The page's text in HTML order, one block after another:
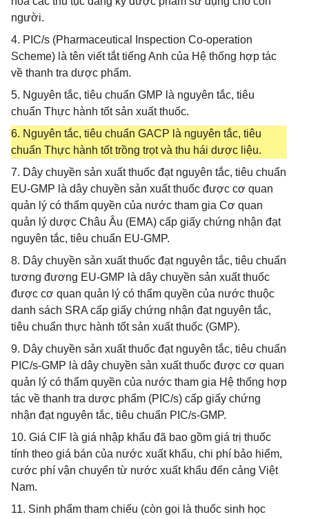
người.
4. PIC/s (Pharmaceutical Inspection Co-operation
Scheme) là tên viết tắt tiếng Anh của Hệ thống hợp tác
về thanh tra dược phẩm.
5. Nguyên tắc, tiêu chuẩn GMP là nguyên tắc, tiêu
chuẩn Thực hành tốt sản xuất thuốc.
6. Nguyên tắc, tiêu chuẩn GACP là nguyên tắc, tiêu
chuẩn Thực hành tốt trồng trọt và thu hái dược liệu.
7. Dây chuyền sản xuất thuốc đạt nguyên tắc, tiêu chuẩn
EU-GMP là dây chuyền sản xuất thuốc được cơ quan
quản lý có thẩm quyền của nước tham gia Cơ quan
quản lý dược Châu Âu (EMA) cấp giấy chứng nhận đạt
nguyên tắc, tiêu chuẩn EU-GMP.
8. Dây chuyền sản xuất thuốc đạt nguyên tắc, tiêu chuẩn
tương đương EU-GMP là dây chuyền sản xuất thuốc
được cơ quan quản lý có thẩm quyền của nước thuộc
danh sách SRA cấp giấy chứng nhận đạt nguyên tắc,
tiêu chuẩn thực hành tốt sản xuất thuốc (GMP).
9. Dây chuyền sản xuất thuốc đạt nguyên tắc, tiêu chuẩn
PIC/s-GMP là dây chuyền sản xuất thuốc được cơ quan
quản lý có thẩm quyền của nước tham gia Hệ thống hợp
tác về thanh tra dược phẩm (PIC/s) cấp giấy chứng
nhận đạt nguyên tắc, tiêu chuẩn PIC/s-GMP.
10. Giá CIF là giá nhập khẩu đã bao gồm giá trị thuốc
tính theo giá bán của nước xuất khẩu, chi phí bảo hiểm,
cước phí vận chuyển từ nước xuất khẩu đến cảng Việt
Nam.
11. Sinh phẩm tham chiếu (còn gọi là thuốc sinh học